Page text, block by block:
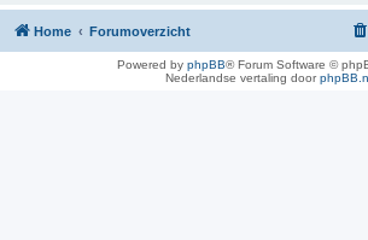
Home Forumoverzicht
Powered by phpBB® Forum Software ©
Nederlandse vertaling door